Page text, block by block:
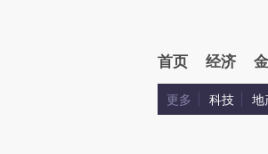
首页 经济
更多 科技 地